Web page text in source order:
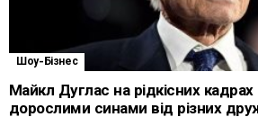
Шоу-Бізнес
Майкл Дуглас на рідкісних кадрах
дорослими синами від різних